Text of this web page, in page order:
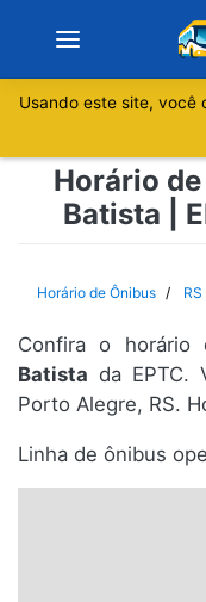
Sobre
Rio de Janeiro
Usando este site, você
Horário
Batista |
Horário de Ônibus RS
Confira o
Batista da EPTC.
Porto Alegre, RS.
Linha de ônibus